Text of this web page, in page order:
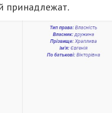
принадлежат.